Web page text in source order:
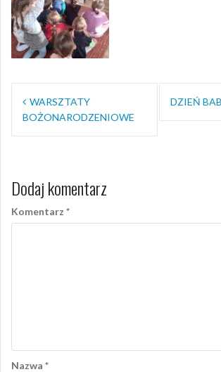
Nawigacja
wpisu
WARSZTATY
BOŻONARODZENIOWE
DZIEŃ
Dodaj komentarz
Komentarz *
Nazwa *